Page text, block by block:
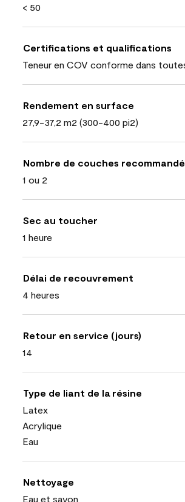
< 50
Certifications et qualifications
Teneur en COV conforme dans
Rendement en surface
27,9-37,2 m2 (300-400 pi2)
Nombre de couches
1 ou 2
Sec au toucher
1 heure
Délai de recouvrement
4 heures
Retour en service (jours)
14
Type de liant de la résine
Latex
Acrylique
Eau
Nettoyage
Eau et savon